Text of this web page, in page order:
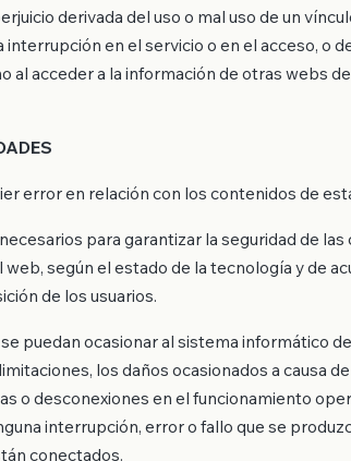
derivada del uso o mal uso de un
en el servicio o en el acceso, o
al acceder a la información de otras webs
error en relación con los contenidos de
para garantizar la seguridad de las
según el estado de la tecnología y de
de los usuarios.
puedan ocasionar al sistema informático
los daños ocasionados a causa
o desconexiones en el funcionamiento
interrupción, error o fallo que se
conectados.